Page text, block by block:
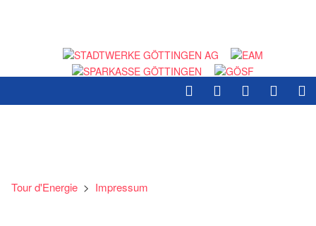
Tour d'Energie > Impressum